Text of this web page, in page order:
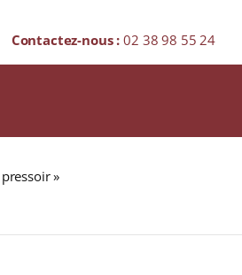
Contactez-nous :02 38 98 55 24
»